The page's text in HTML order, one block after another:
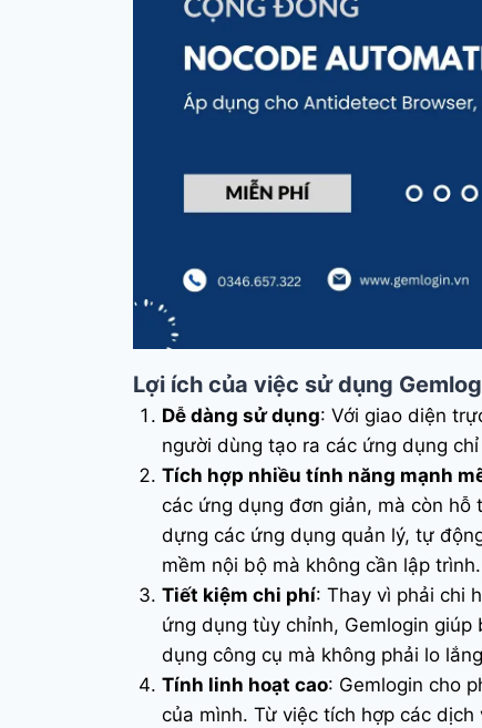
Lợi ích của việc sử dụng
Dễ dàng sử dụng: Với giao diện
người dùng tạo ra các ứng dụng
Tích hợp nhiều tính năng mạnh
các ứng dụng đơn giản, mà còn
dựng các ứng dụng quản lý, tự
mềm nội bộ mà không cần lập trình.
Tiết kiệm chi phí: Thay vì phải chi
ứng dụng tùy chỉnh, Gemlogin
dụng công cụ mà không phải lo
Tính linh hoạt cao: Gemlogin cho
của mình. Từ việc tích hợp các